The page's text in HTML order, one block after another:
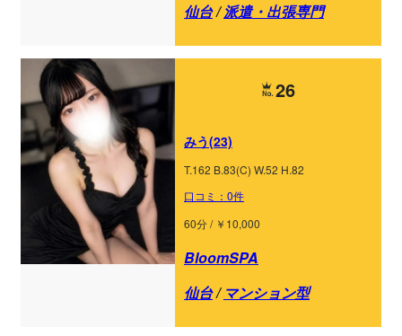
仙台/派遣・出張専門
26
みう(23)
T.162 B.83(C) W.52 H.82
口コミ：0件
60分 / ￥10,000
BloomSPA
仙台/ マンション型